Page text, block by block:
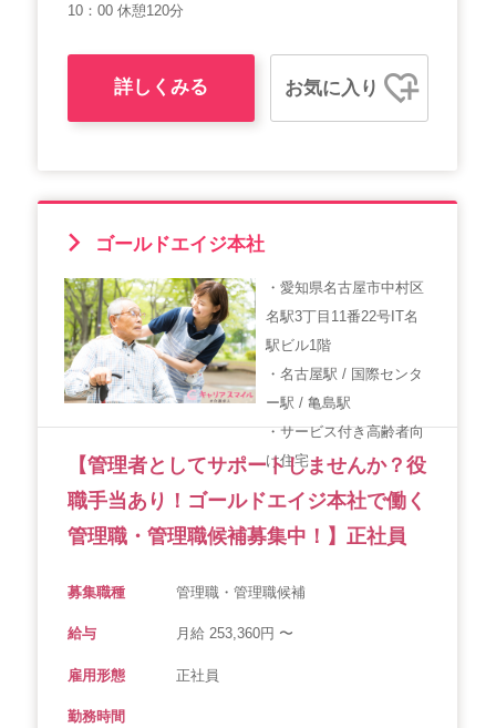
10：00 休憩120分
詳しくみる お気に入り
ゴールドエイジ本社
・愛知県名古屋市中村区
名駅3丁目11番22号IT名
駅ビル1階
・名古屋駅 / 国際センタ
ー駅 / 亀島駅
・サービス付き高齢者向
け住宅
【管理者としてサポートしませんか？役
職手当あり！ゴールドエイジ本社で働く
管理職・管理職候補募集中！】正社員
募集職種 管理職・管理職候補
給与 月給 253,360円 〜
雇用形態 正社員
勤務時間